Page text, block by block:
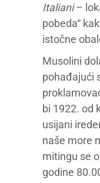
Italiani–
pobeda“
istočne
Musolini
pohađajući
bi 1922. od
usijani
naše more
mitingu se
godine